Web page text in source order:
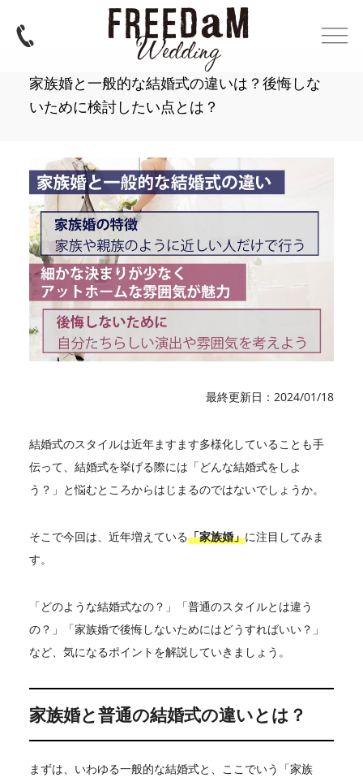
家族婚と一般的な結婚式の違いは？後悔しな
いために検討したい点とは？
最終更新日：2024/01/18
結婚式のスタイルは近年ますます多様化していることも手
伝って、結婚式を挙げる際には「どんな結婚式をしよ
う？」と悩むところからはじまるのではないでしょうか。
そこで今回は、近年増えている「家族婚」に注目してみま
す。
「どのような結婚式なの？」「普通のスタイルとは違う
の？」「家族婚で後悔しないためにはどうすればいい？」
など、気になるポイントを解説していきましょう。
家族婚と普通の結婚式の違いとは？
まずは、いわゆる一般的な結婚式と、ここでいう「家族